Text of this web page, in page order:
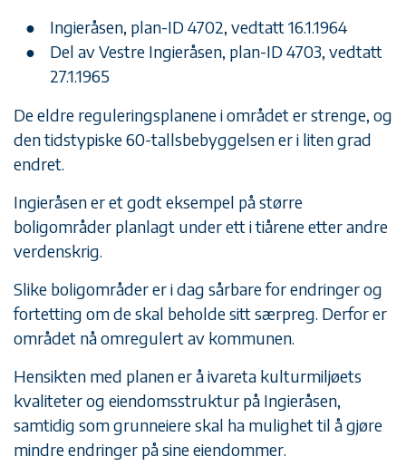
Ingieråsen, plan-ID 4702, vedtatt 16.1.1964
Del av Vestre Ingieråsen, plan-ID 4703, vedtatt
27.1.1965
De eldre reguleringsplanene i området er strenge, og
den tidstypiske 60-tallsbebyggelsen er i liten grad
endret.
Ingieråsen er et godt eksempel på større
boligområder planlagt under ett i tiårene etter andre
verdenskrig.
Slike boligområder er i dag sårbare for endringer og
fortetting om de skal beholde sitt særpreg. Derfor er
området nå omregulert av kommunen.
Hensikten med planen er å ivareta kulturmiljøets
kvaliteter og eiendomsstruktur på Ingieråsen,
samtidig som grunneiere skal ha mulighet til å gjøre
mindre endringer på sine eiendommer.